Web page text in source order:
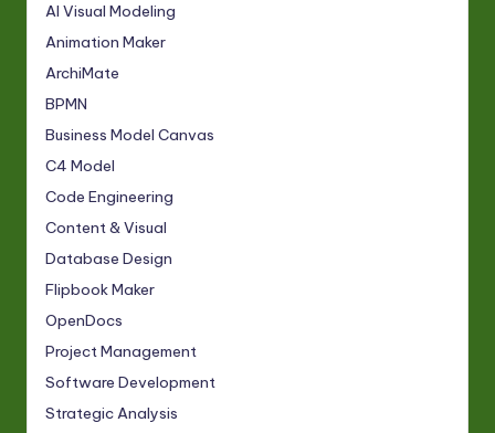
AI Visual Modeling
Animation Maker
ArchiMate
BPMN
Business Model Canvas
C4 Model
Code Engineering
Content & Visual
Database Design
Flipbook Maker
OpenDocs
Project Management
Software Development
Strategic Analysis